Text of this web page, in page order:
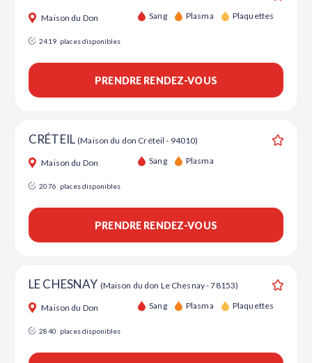
Maison du Don Sang Plasma Plaquettes
2419 places disponibles
PRENDRE RENDEZ-VOUS
CRÉTEIL(Maison du don Créteil - 94010)
Maison du Don Sang Plasma
2076 places disponibles
PRENDRE RENDEZ-VOUS
LE CHESNAY (Maison du don Le Chesnay - 78153)
Maison du Don Sang Plasma Plaquettes
2840 places disponibles